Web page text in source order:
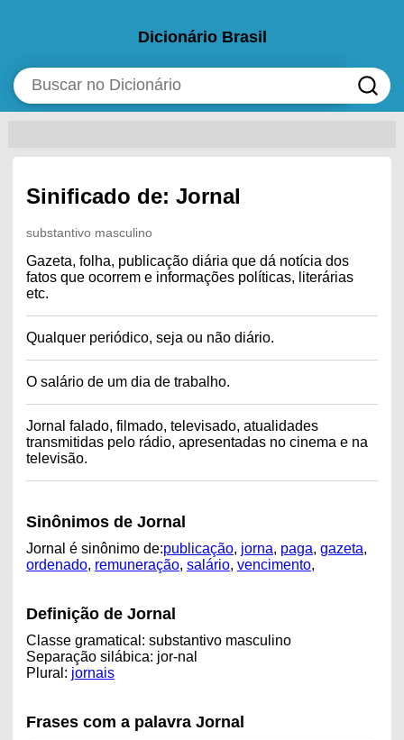
Dicionário Brasil
Sinificado de: Jornal
substantivo masculino
Gazeta, folha, publicação diária que dá notícia dos
fatos que ocorrem e informações políticas, literárias
etc.
Qualquer periódico, seja ou não diário.
O salário de um dia de trabalho.
Jornal falado, filmado, televisado, atualidades
transmitidas pelo rádio, apresentadas no cinema e na
televisão.
Sinônimos de Jornal
Jornal é sinônimo de:publicação, jorna, paga, gazeta,
ordenado, remuneração, salário, vencimento,
Definição de Jornal
Classe gramatical: substantivo masculino
Separação silábica: jor-nal
Plural: jornais
Frases com a palavra Jornal